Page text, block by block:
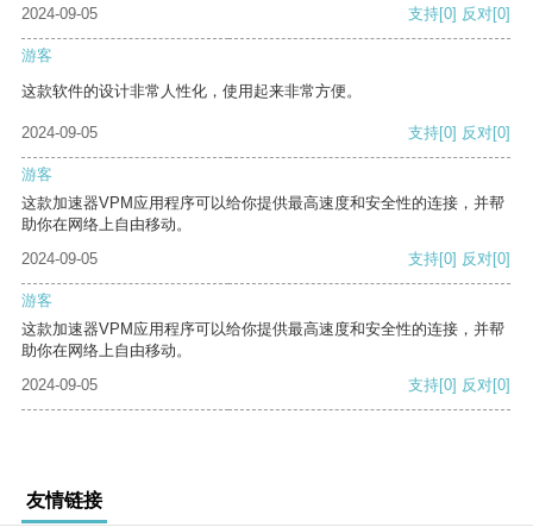
2024-09-05 支持[0] 反对[0]
游客
这款软件的设计非常人性化，使用起来非常方便。
2024-09-05 支持[0] 反对[0]
游客
这款加速器VPM应用程序可以给你提供最高速度和安全性的连接，并帮
助你在网络上自由移动。
2024-09-05
支持[0] 反对[0]
游客
这款加速器VPM应用程序可以给你提供最高速度和安全性的连接，并帮
助你在网络上自由移动。
2024-09-05
支持[0] 反对[0]
友情链接